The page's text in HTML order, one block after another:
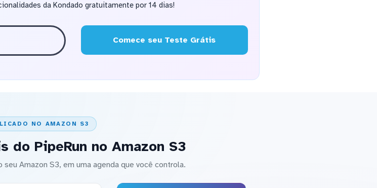
da Kondado gratuitamente por 14 dias!
Comece seu Teste Grátis
NO AMAZON S3
do PipeRun no Amazon S3
seu Amazon S3, em uma agenda que você controla.